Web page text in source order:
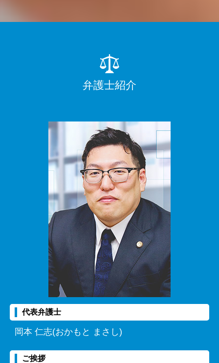
弁護士紹介
代表弁護士
岡本 仁志(おかもと まさし)
ご挨拶